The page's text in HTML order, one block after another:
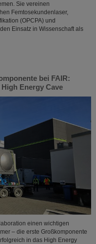
Sie vereinen
Femtosekundenlaser,
(OPCPA) und
Einsatz in Wissenschaft als
bei FAIR:
Energy Cave
einen wichtigen
– die erste Großkomponente
in das High Energy